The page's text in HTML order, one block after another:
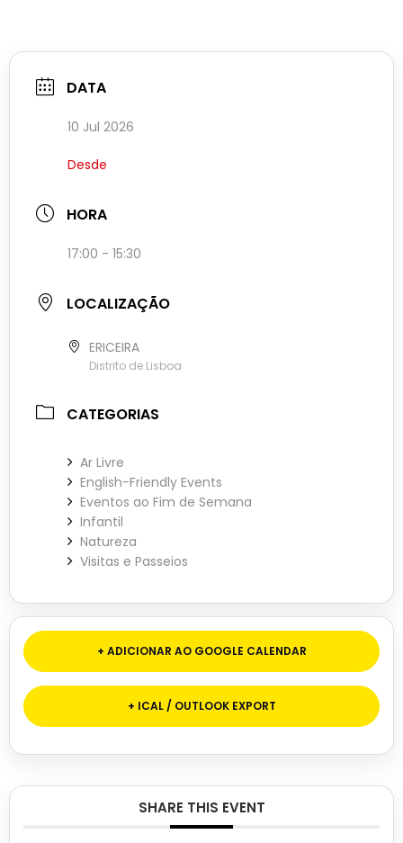
DATA
10 Jul 2026
Desde
HORA
17:00 - 15:30
LOCALIZAÇÃO
ERICEIRA
Distrito de Lisboa
CATEGORIAS
Ar Livre
English-Friendly Events
Eventos ao Fim de Semana
Infantil
Natureza
Visitas e Passeios
+ ADICIONAR AO GOOGLE CALENDAR
+ ICAL / OUTLOOK EXPORT
SHARE THIS EVENT